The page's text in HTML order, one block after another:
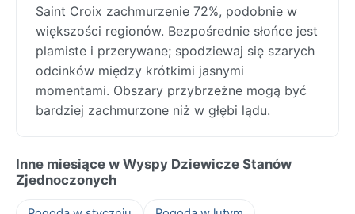
Saint Croix zachmurzenie 72%, podobnie w
większości regionów. Bezpośrednie słońce jest
plamiste i przerywane; spodziewaj się szarych
odcinków między krótkimi jasnymi
momentami. Obszary przybrzeżne mogą być
bardziej zachmurzone niż w głębi lądu.
Inne miesiące w Wyspy Dziewicze Stanów
Zjednoczonych